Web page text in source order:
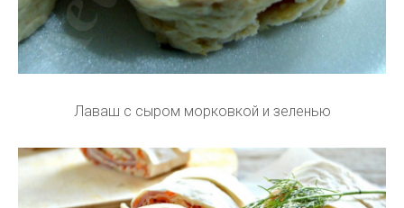
Лаваш с сыром морковкой и зеленью